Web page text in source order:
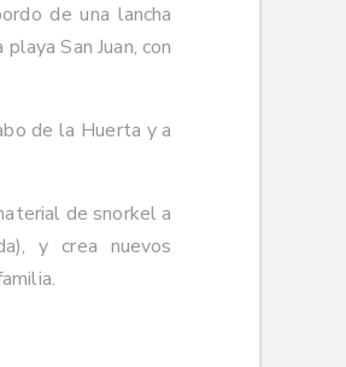
de una lancha
San Juan, con
de la Huerta y a
de snorkel a
y crea nuevos